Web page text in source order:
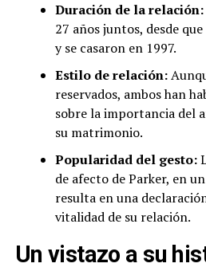
Duración de la relación:
27 años juntos, desde
y se casaron en 1997.
Estilo de relación:
reservados, ambos han
sobre la importancia del
su matrimonio.
Popularidad del gesto:
de afecto de Parker, en
resulta en una
vitalidad de su relación.
Un vistazo a su